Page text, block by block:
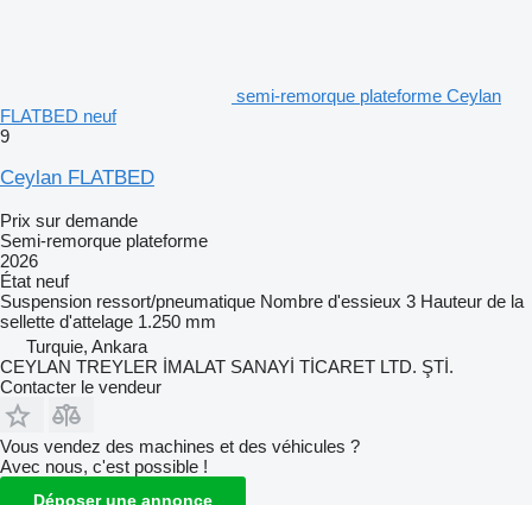
semi-remorque plateforme Ceylan
FLATBED neuf
9
Ceylan FLATBED
Prix sur demande
Semi-remorque plateforme
2026
État neuf
Suspension ressort/pneumatique Nombre d'essieux 3 Hauteur de la
sellette d'attelage 1.250 mm
Turquie, Ankara
CEYLAN TREYLER İMALAT SANAYİ TİCARET LTD. ŞTİ.
Contacter le vendeur
Vous vendez des machines et des véhicules ?
Avec nous, c'est possible !
Déposer une annonce